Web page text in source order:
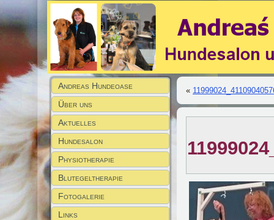
Andreas Hundeoase
Über uns
Aktuelles
Hundesalon
Physiotherapie
Blutegeltherapie
Fotogalerie
Links
«